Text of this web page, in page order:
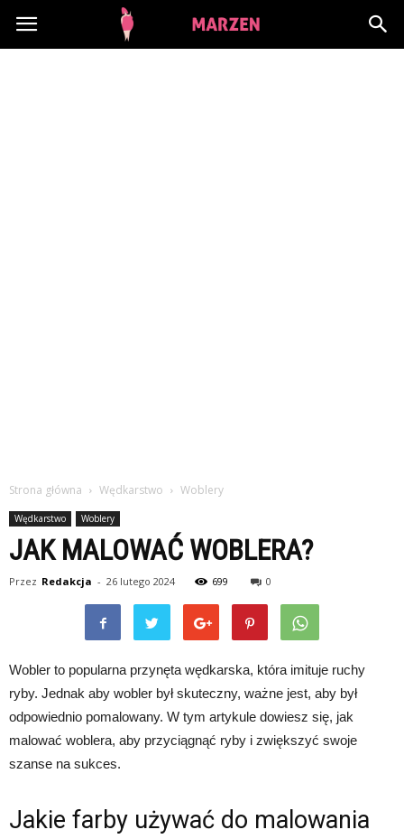
CialoMarzen.pl
Strona główna Wędkarstwo Woblery
Wędkarstwo Woblery
JAK MALOWAĆ WOBLERA?
Przez Redakcja - 26 lutego 2024 699 0
Wobler to popularna przynęta wędkarska, która imituje ruchy
ryby. Jednak aby wobler był skuteczny, ważne jest, aby był
odpowiednio pomalowany. W tym artykule dowiesz się, jak
malować woblera, aby przyciągnąć ryby i zwiększyć swoje
szanse na sukces.
Jakie farby używać do malowania